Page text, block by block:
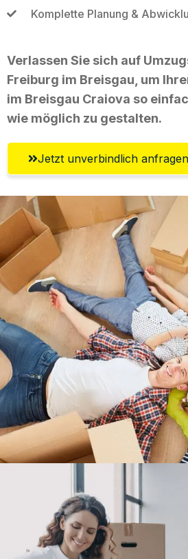
Komplette Planung &
Verlassen Sie sich auf
Freiburg im Breisgau, um
im Breisgau Craiova so
wie möglich zu gestalten.
Jetzt unverbindlich anfragen